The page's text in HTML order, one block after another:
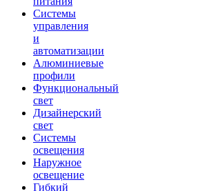
Системы
управления
и
автоматизации
Алюминиевые
профили
Функциональный
свет
Дизайнерский
свет
Системы
освещения
Наружное
освещение
Гибкий